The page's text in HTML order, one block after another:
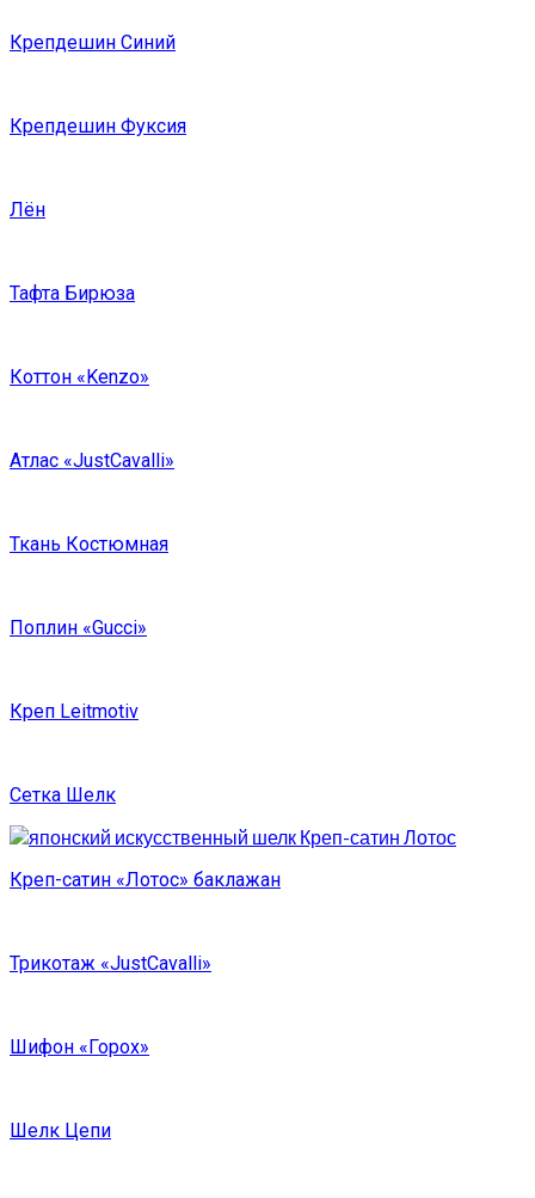
Крепдешин Синий
Крепдешин Фуксия
Лён
Тафта Бирюза
Коттон «Kenzo»
Атлас «JustCavalli»
Ткань Костюмная
Поплин «Gucci»
Креп Leitmotiv
Сетка Шелк
Креп-сатин «Лотос» баклажан
Трикотаж «JustCavalli»
Шифон «Горох»
Шелк Цепи